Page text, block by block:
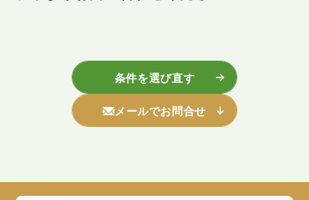
条件を選び直す
メールでお問合せ